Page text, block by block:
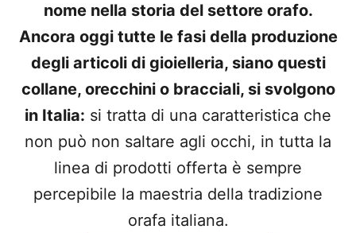
nome nella storia del settore orafo.
Ancora oggi tutte le fasi della produzione
degli articoli di gioielleria, siano questi
collane, orecchini o bracciali, si svolgono
in Italia: si tratta di una caratteristica che
non può non saltare agli occhi, in tutta la
linea di prodotti offerta è sempre
percepibile la maestria della tradizione
orafa italiana.